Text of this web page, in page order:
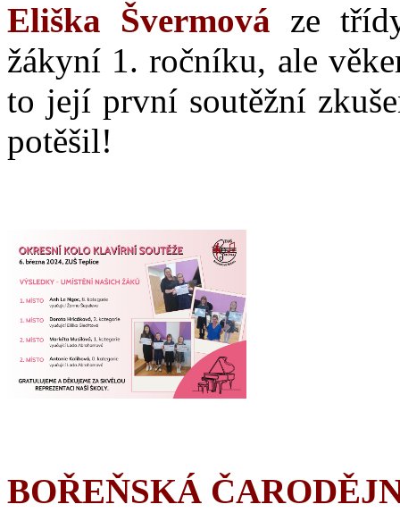
Eliška Švermová ze
žákyní 1. ročníku, ale
to její první soutěžní
potěšil!
BOŘEŇSKÁ